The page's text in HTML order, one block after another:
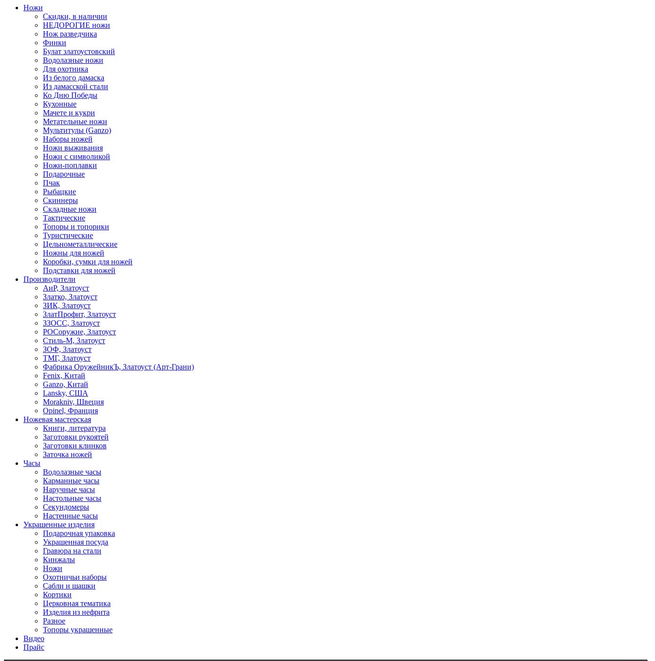
Ножи
Скидки, в наличии
НЕДОРОГИЕ ножи
Нож разведчика
Финки
Булат златоустовский
Водолазные ножи
Для охотника
Из белого дамаска
Из дамасской стали
Ко Дню Победы
Кухонные
Мачете и кукри
Метательные ножи
Мультитулы (Ganzo)
Наборы ножей
Ножи выживания
Ножи с символикой
Ножи-поплавки
Подарочные
Пчак
Рыбацкие
Скиннеры
Складные ножи
Тактические
Топоры и топорики
Туристические
Цельнометаллические
Ножны для ножей
Коробки, сумки для ножей
Подставки для ножей
Производители
АиР, Златоуст
Златко, Златоуст
ЗИК, Златоуст
ЗлатПрофит, Златоуст
ЗЗОСС, Златоуст
РОСоружие, Златоуст
Стиль-М, Златоуст
ЗОФ, Златоуст
ТМГ, Златоуст
Фабрика ОружейникЪ, Златоуст (Арт-Грани)
Fenix, Китай
Ganzo, Китай
Lansky, США
Morakniv, Швеция
Opinel, Франция
Ножевая мастерская
Книги, литература
Заготовки рукоятей
Заготовки клинков
Заточка ножей
Часы
Водолазные часы
Карманные часы
Наручные часы
Настольные часы
Секундомеры
Настенные часы
Украшенные изделия
Подарочная упаковка
Украшенная посуда
Гравюра на стали
Кинжалы
Ножи
Охотничьи наборы
Сабли и шашки
Кортики
Церковная тематика
Изделия из нефрита
Разное
Топоры украшенные
Видео
Прайс